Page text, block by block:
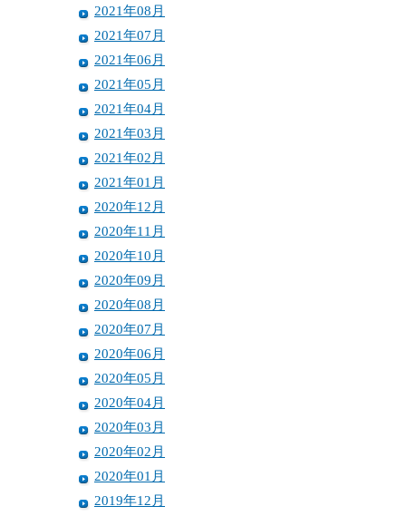
2021年08月
2021年07月
2021年06月
2021年05月
2021年04月
2021年03月
2021年02月
2021年01月
2020年12月
2020年11月
2020年10月
2020年09月
2020年08月
2020年07月
2020年06月
2020年05月
2020年04月
2020年03月
2020年02月
2020年01月
2019年12月